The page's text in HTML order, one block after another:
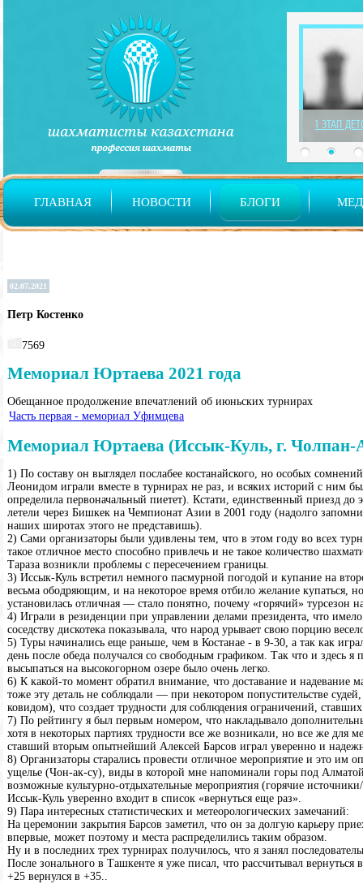
ГЛАВНАЯ НОВОСТИ БЛОГИ
1 ЭТАП
02.07.2021
Петр Костенко
7569
Мемориал Юртаева 2021 года
Обещанное продолжение впечатлений об июньских турнирах
Часть первая - мемориал Уфимцева
Мемориал Юртаева (Иссык-Куль, г. Чолпан-
1) По составу он выглядел послабее костанайского, но особых
Леонидом играли вместе в турнирах не раз, и всяких историй с ним
определила первоначальный пиетет). Кстати, единственный приезд
летели через Бишкек на Чемпионат Азии в 2001 году (надолго
наших широтах этого не представишь).
2) Сами организаторы были удивлены тем, что в этом году во всех
такое отличное место способно привлечь и не такое количество
Тараза возникли проблемы с пересечением границы.
3) Иссык-Куль встретил немного пасмурной погодой и купание на
весьма ободряющим, и на некоторое время отбило желание купаться,
установилась отличная — стало понятно, почему «горячий» турсезон
4) Играли в резиденции при управлении делами президента, что
соседству дискотека показывала, что народ урывает свою порцию
5) Туры начинались еще раньше, чем в Костанае - в 9-30, а так как
день после обеда получался со свободным графиком. Так что и здесь
высыпаться на высокогорном озере было очень легко.
6) К какой-то момент обратил внимание, что доставание и надевание
тоже эту деталь не соблюдали — при некотором попустительстве
ковидом), что создает трудности для соблюдения ограничений,
7) По рейтингу я был первым номером, что накладывало
хотя в некоторых партиях трудности все же возникали, но все же для
ставший вторым опытнейший Алексей Барсов играл уверенно и
8) Организаторы старались провести отличное мероприятие и это им
ущелье (Чон-ак-су), виды в которой мне напоминали горы под
возможные культурно-отдыхательные мероприятия (горячие
Иссык-Куль уверенно входит в список «вернуться еще раз».
9) Пара интересных статистических и метеорологических замечаний:
На церемонии закрытия Барсов заметил, что он за долгую карьеру
впервые, может поэтому и места распределились таким образом.
Ну и в последних трех турнирах получилось, что я занял
После зонального в Ташкенте я уже писал, что рассчитывал
+25 вернулся в +35..